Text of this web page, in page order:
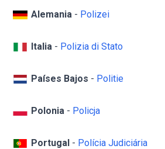
Alemania - Polizei
Italia - Polizia di Stato
Países Bajos - Politie
Polonia - Policja
Portugal - Polícia Judiciária